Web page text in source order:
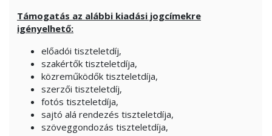
Támogatás az alábbi kiadási jogcímekre
igényelhető:
előadói tiszteletdíj,
szakértők tiszteletdíja,
közreműködők tiszteletdíja,
szerzői tiszteletdíj,
fotós tiszteletdíja,
sajtó alá rendezés tiszteletdíja,
szöveggondozás tiszteletdíja,